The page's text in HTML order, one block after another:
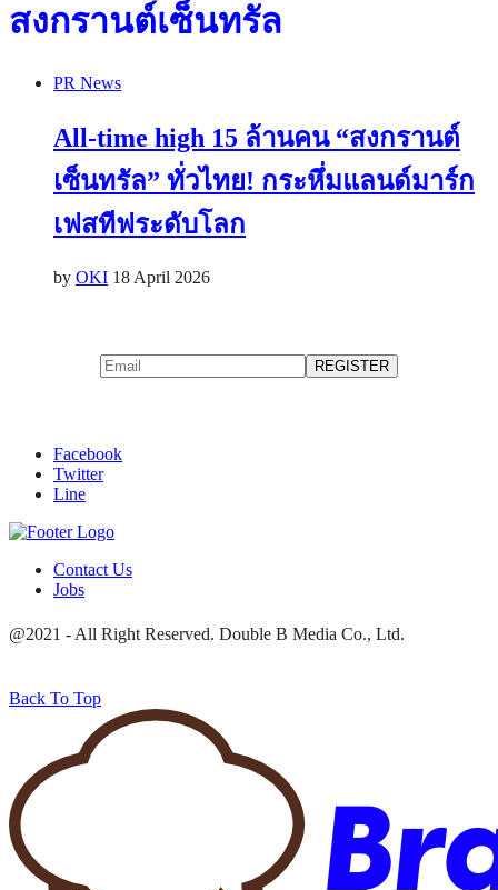
สงกรานต์เซ็นทรัล
PR News
All-time high 15 ล้านคน “สงกรานต์
เซ็นทรัล” ทั่วไทย! กระหึ่มแลนด์มาร์ก
เฟสทีฟระดับโลก
by OKI 18 April 2026
Facebook
Twitter
Line
Contact Us
Jobs
@2021 - All Right Reserved. Double B Media Co., Ltd.
Back To Top